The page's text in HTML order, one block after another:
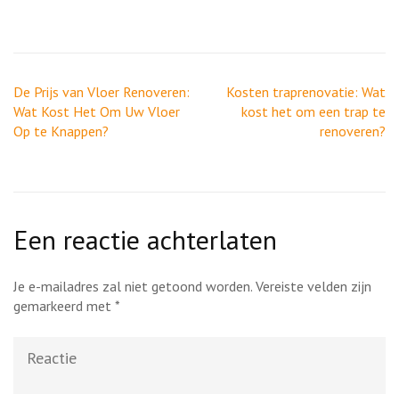
Berichtnavigatie
De Prijs van Vloer Renoveren:
Wat Kost Het Om Uw Vloer
Op te Knappen?
Kosten traprenovatie: Wat
kost het om een trap te
renoveren?
Een reactie achterlaten
Je e-mailadres zal niet getoond worden. Vereiste velden zijn
gemarkeerd met *